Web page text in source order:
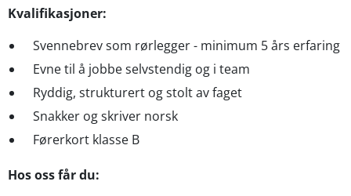
Kvalifikasjoner:
Svennebrev som rørlegger - minimum 5 års erfaring
Evne til å jobbe selvstendig og i team
Ryddig, strukturert og stolt av faget
Snakker og skriver norsk
Førerkort klasse B
Hos oss får du: